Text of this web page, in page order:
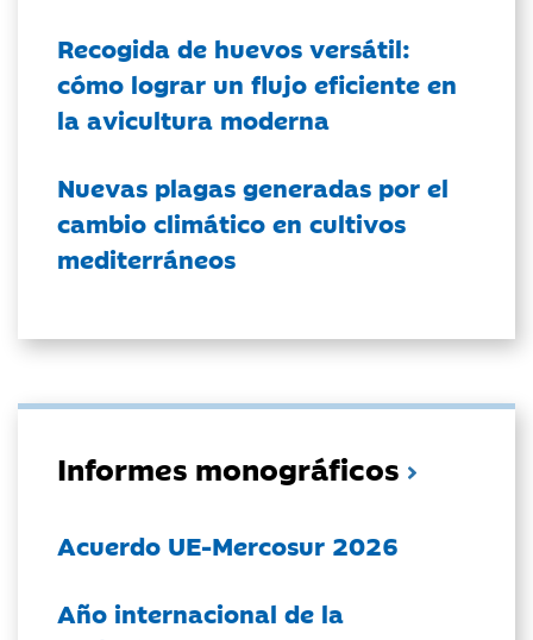
Recogida de huevos versátil:
cómo lograr un flujo eficiente en
la avicultura moderna
Nuevas plagas generadas por el
cambio climático en cultivos
mediterráneos
Informes monográficos
Acuerdo UE-Mercosur 2026
Año internacional de la